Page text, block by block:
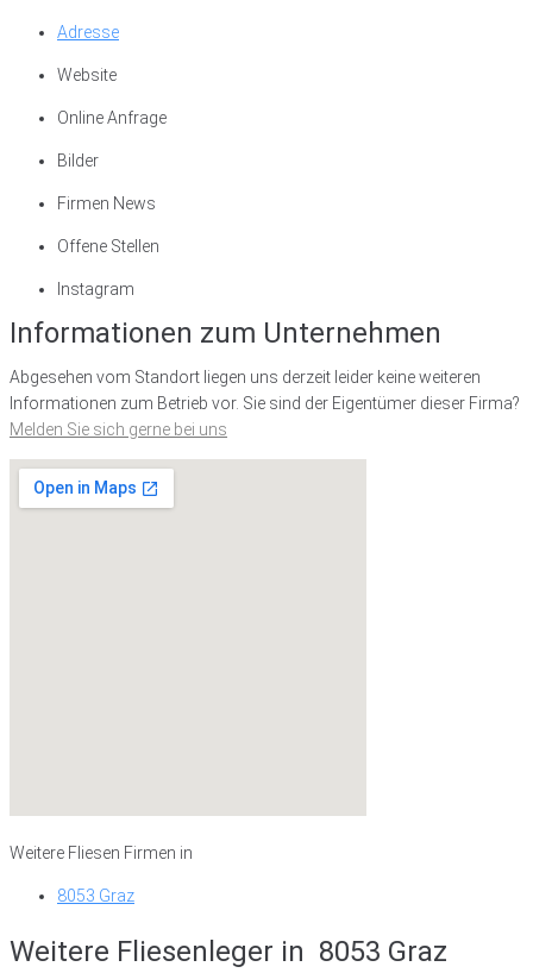
Adresse
Website
Online Anfrage
Bilder
Firmen News
Offene Stellen
Instagram
Informationen zum Unternehmen
Abgesehen vom Standort liegen uns derzeit leider keine weiteren
Informationen zum Betrieb vor. Sie sind der Eigentümer dieser Firma?
Melden Sie sich gerne bei uns
Weitere Fliesen Firmen in
8053 Graz
Weitere Fliesenleger in 8053 Graz